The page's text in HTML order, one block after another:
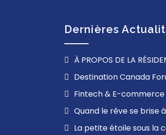
Dernières
À PROPOS DE LA
FRANCOPHONES À
Destination Canada
Travailler au Canada
Fintech & E-
Solutions Can
Quand le rêve se brise
refus de visa et trouver la
La petite étoile sous la